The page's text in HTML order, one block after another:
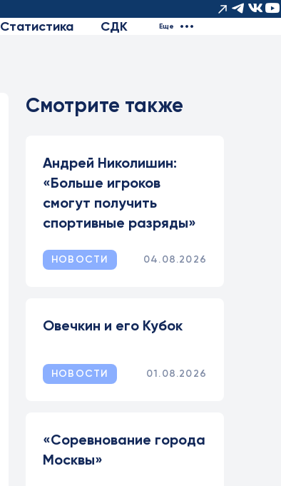
Статистика СДК Еще
Смотрите также
Андрей Николишин:
«Больше игроков
смогут получить
спортивные разряды»
НОВОСТИ 04.08.2026
Овечкин и его Кубок
НОВОСТИ 01.08.2026
«Соревнование города
Москвы»